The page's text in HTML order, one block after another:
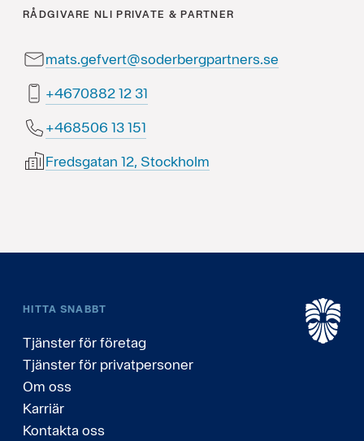
RÅDGIVARE NLI PRIVATE & PARTNER
mats.gefvert@soderbergpartners.se
13 21 2880764+
151 31 605864+
Fredsgatan 12, Stockholm
HITTA SNABBT
Tjänster för företag
Tjänster för privatpersoner
Om oss
Karriär
Kontakta oss